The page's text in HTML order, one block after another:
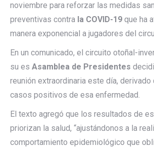
noviembre para reforzar las medidas
preventivas contra la COVID-19 que ha
manera exponencial a jugadores del
En un comunicado, el circuito otoñal-
su es Asamblea de Presidentes
reunión extraordinaria este día,
casos positivos de esa enfermedad.
El texto agregó que los resultados de
priorizan la salud, “ajustándonos a la
comportamiento epidemiológico que